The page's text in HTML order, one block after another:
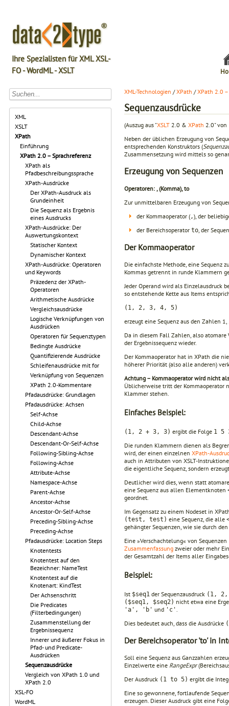
Ihre Spezialisten für XML XSL-
FO - WordML - XSLT
XML
XSLT
XPath
Einführung
XPath 2.0 – Sprachreferenz
XPath als
Pfadbeschreibungssprache
XPath-Ausdrücke
Der XPath-Ausdruck als
Grundeinheit
Die Sequenz als Ergebnis
eines Ausdrucks
XPath-Ausdrücke: Der
Auswertungskontext
Statischer Kontext
Dynamischer Kontext
XPath-Ausdrücke: Operatoren
und Keywords
Präzedenz der XPath-
Operatoren
Arithmetische Ausdrücke
Vergleichsausdrücke
Logische Verknüpfungen von
Ausdrücken
Operatoren für Sequenztypen
Bedingte Ausdrücke
Quantifizierende Ausdrücke
Schleifenausdrücke mit for
Verknüpfung von Sequenzen
XPath 2.0-Kommentare
Pfadausdrücke: Grundlagen
Pfadausdrücke: Achsen
Self-Achse
Child-Achse
Descendant-Achse
Descendant-Or-Self-Achse
Following-Sibling-Achse
Following-Achse
Attribute-Achse
Namespace-Achse
Parent-Achse
Ancestor-Achse
Ancestor-Or-Self-Achse
Preceding-Sibling-Achse
Preceding-Achse
Pfadausdrücke: Location Steps
Knotentests
Knotentest auf den
Bezeichner: NameTest
Knotentest auf die
Knotenart: KindTest
Der Achsenschritt
Die Predicates
(Filterbedingungen)
Zusammenstellung der
Ergebnissequenz
Innerer und äußerer Fokus in
Pfad- und Predicate-
Ausdrücken
Sequenzausdrücke
Vergleich von XPath 1.0 und
XPath 2.0
XSL-FO
WordML
XML-Technologien /XPath /XPath 2.0
Sequenzausdrücke
(Auszug aus "XSLT 2.0 & XPath 2.0" von
Neben der üblichen Erzeugung von
entsprechenden Konstruktors (
Zusammensetzung wird mittels so
Erzeugung von Sequenzen
Operatoren: , (Komma), to
Zur unmittelbaren Erzeugung von
der Kommaoperator (,), der
der Bereichsoperator to , der
Der Kommaoperator
Die einfachste Methode, eine Sequenz
Kommas getrennt in runde Klammern
Jeder Operand wird als Einzelausdruck
so entste­hende Kette aus Items
(1, 2, 3, 4, 5)
erzeugt eine Sequenz aus den Zahlen 1,
Da in diesem Fall Zahlen, also
der Ergebnissequenz wieder.
Der Kommaoperator hat in XPath die
höhe­rer Priorität (also alle anderen)
Achtung – Kommaoperator wird nicht
Üblicherweise tritt der Kommaoperator
Klammer stehen.
Einfaches Beispiel:
(1, 2 + 3, 3) ergibt die Folge 1 5
Die runden Klammern dienen als
wird, der einen einzelnen XPath-
auch in Attri­buten von XSLT-
die eigentliche Sequenz, sondern
Deutlicher wird dies, wenn statt
eine Sequenz aus allen Elementknoten
geordnet.
Im Gegensatz zu einem Nodeset in
(test, test) eine Sequenz, die alle
gehängter Sequenzen, wie sie durch
Eine »Verschachtelung« von
Zusammenfassung zweier oder mehr
der Gesamtzahl der Items aller
Beispiel:
Ist $seq1 der Sequenzausdruck (1,
($seq1, $seq2) nicht etwa eine
'a', 'b' und 'c'
Dies bedeutet auch, dass die Ausdrücke
Der Bereichsoperator 'to' in
Soll eine Sequenz aus Ganzzahlen
Einzelwerte eine RangeExpr
Der Ausdruck (1 to 5) ergibt die
Eine so gewonnene, fortlaufende
erzeugen. Dieser Ausdruck gibt eine